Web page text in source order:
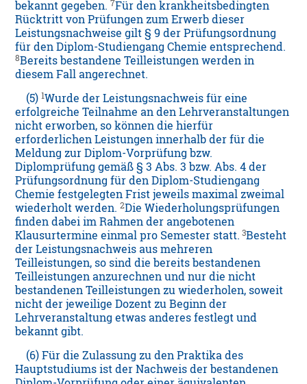
bekannt gegeben.7Für den krankheitsbedingten
Rücktritt von Prüfungen zum Erwerb dieser
Leistungsnachweise gilt § 9 der Prüfungsordnung
für den Diplom-Studiengang Chemie entsprechend.
8Bereits bestandene Teilleistungen werden in
diesem Fall angerechnet.
(5)1Wurde der Leistungsnachweis für eine
erfolgreiche Teilnahme an den Lehrveranstaltungen
nicht erworben, so können die hierfür
erforderlichen Leistungen innerhalb der für die
Meldung zur Diplom-Vorprüfung bzw.
Diplomprüfung gemäß § 3 Abs. 3 bzw. Abs. 4 der
Prüfungsordnung für den Diplom-Studiengang
Chemie festgelegten Frist jeweils maximal zweimal
wiederholt werden.2Die Wiederholungsprüfungen
finden dabei im Rahmen der angebotenen
Klausurtermine einmal pro Semester statt. 3Besteht
der Leistungsnachweis aus mehreren
Teilleistungen, so sind die bereits bestandenen
Teilleistungen anzurechnen und nur die nicht
bestandenen Teilleistungen zu wiederholen, soweit
nicht der jeweilige Dozent zu Beginn der
Lehrveranstaltung etwas anderes festlegt und
bekannt gibt.
(6) Für die Zulassung zu den Praktika des
Hauptstudiums ist der Nachweis der bestandenen